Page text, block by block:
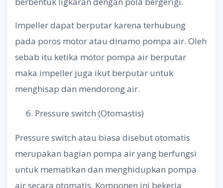
Impeller dapat berputar karena terhubung
pada poros motor atau dinamo pompa air. Oleh
sebab itu ketika motor pompa air berputar
maka impeller juga ikut berputar untuk
menghisap dan mendorong air.
Pressure switch (Otomastis)
Pressure switch atau biasa disebut otomatis
merupakan bagian pompa air yang berfungsi
untuk mematikan dan menghidupkan pompa
air secara otomatis. Komponen ini bekerja